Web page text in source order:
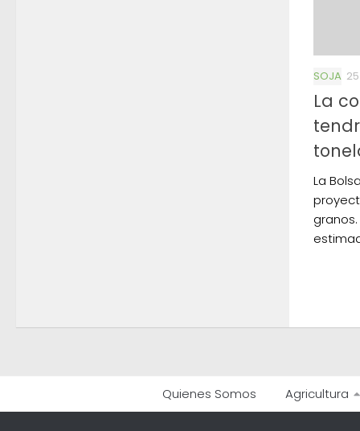
SOJA
La
La
Quienes Somos Agricultura